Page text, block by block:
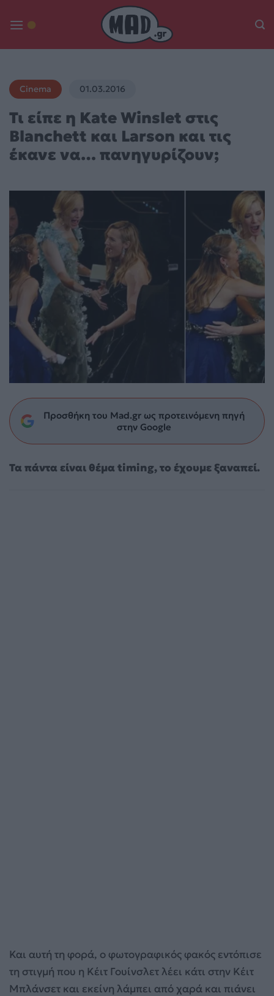
Cinema 01.03.2016
Τι είπε η Kate Winslet στις
Blanchett και Larson και τις
έκανε να… πανηγυρίζουν;
Προσθήκη του Mad.gr ως προτεινόμενη πηγή
στην Google
Τα πάντα είναι θέμα timing, το έχουμε ξαναπεί.
Και αυτή τη φορά, ο φωτογραφικός φακός εντόπισε
τη στιγμή που η Κέιτ Γουίνσλετ λέει κάτι στην Κέιτ
Μπλάνσετ και εκείνη λάμπει από χαρά και πιάνει